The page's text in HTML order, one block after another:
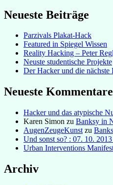
Neueste Beiträge
Parzivals Plakat-Hack
Featured in Spiegel Wissen
Reality Hacking – Peter
Neuste studentische Projekte
Der Hacker und die nächste
Neueste Kommentare
Hacker und das atypische
Karen Simon zu Banksy in
AugenZeugeKunst zu
Und sonst so? : 07. 10.
Urban Interventions
Archiv